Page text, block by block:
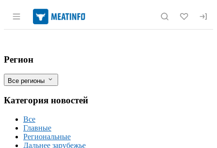
Раздел навигации по сайту
16 участников массовой драки на
Фильтры
Регион
Все регионы
Категория новостей
Все
Главные
Региональные
Дальнее зарубежье